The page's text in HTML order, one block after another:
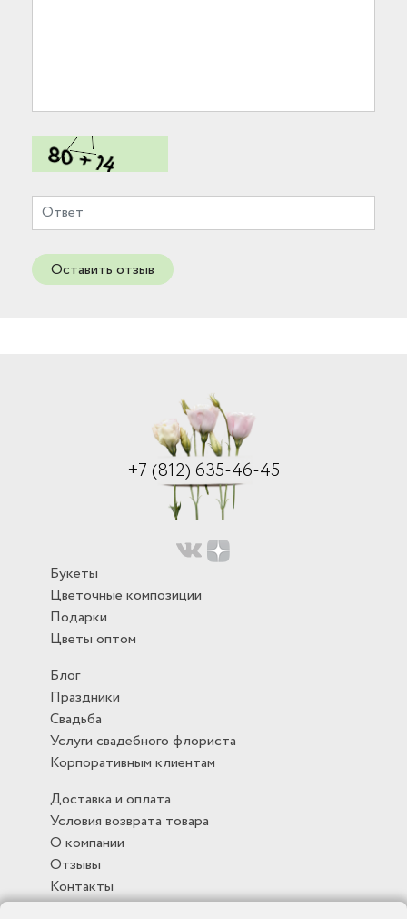
Оставить отзыв
+7 (812) 635-46-45
Букеты
Цветочные композиции
Подарки
Цветы оптом
Блог
Праздники
Свадьба
Услуги свадебного флориста
Корпоративным клиентам
Доставка и оплата
Условия возврата товара
О компании
Отзывы
Контакты